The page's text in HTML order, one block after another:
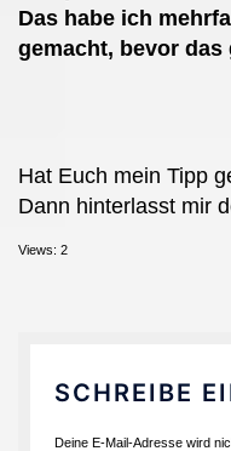
Das habe ich
gemacht, bevor das
Hat Euch mein Tipp
Dann hinterlasst mir
Views: 2
SCHREIBE
Deine E-Mail-Adresse wird